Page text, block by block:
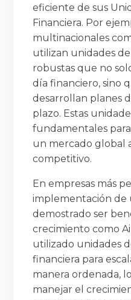
eficiente de sus
Financiera. Por
multinacionales
utilizan unidades
robustas que no
día financiero, sino
desarrollan planes
plazo. Estas
fundamentales
un mercado global
competitivo.
En empresas más
implementación de
demostrado ser
crecimiento como
utilizado unidades
financiera para
manera ordenada,
manejar el